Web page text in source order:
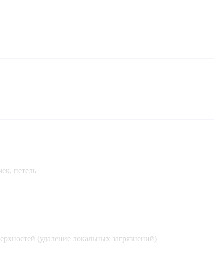
петель
(удаление локальных загрязнений)